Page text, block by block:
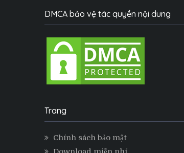
DMCA bảo vệ tác quyền nội dung
Trang
Chính sách bảo mật